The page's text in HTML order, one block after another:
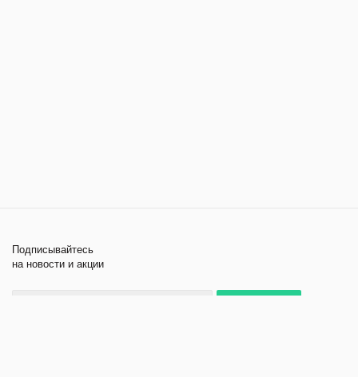
Подписывайтесь
на новости и акции